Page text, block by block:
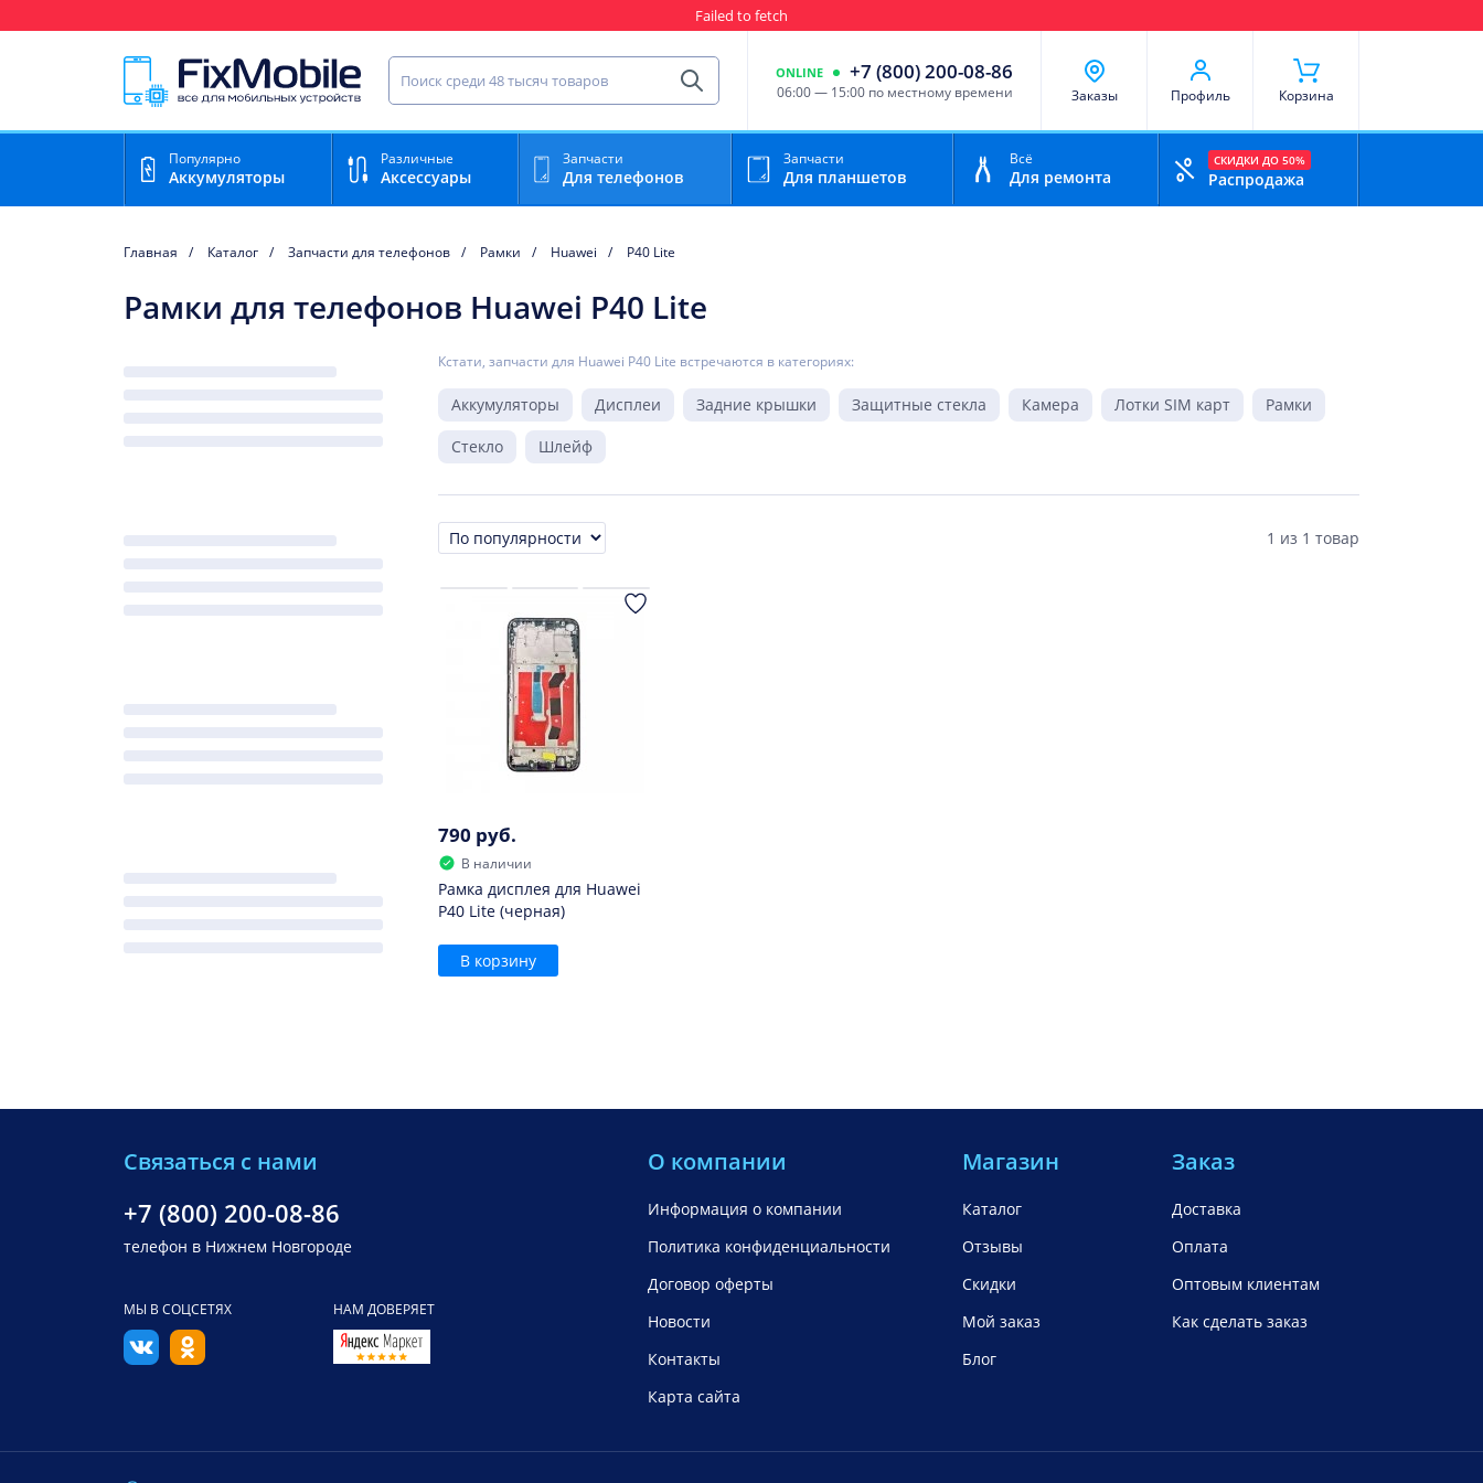
Failed to fetch
Найти запчасть для мобильного устройства
Найти
+7 (800) 200-08-86
ONLINE
06:00 — 15:00 по местному времени Заказы Профиль Корзина
Популярно
Аккумуляторы
Различные
Аксессуары
Запчасти
Для телефонов
Запчасти
Для планшетов
Всё
Для ремонта
СКИДКИ ДО 50%
Распродажа
Главная Каталог Запчасти для телефонов Рамки Huawei P40 Lite
Рамки для телефонов Huawei P40 Lite
Кстати, запчасти для Huawei P40 Lite встречаются в категориях:
Аккумуляторы Дисплеи Задние крышки Защитные стекла Камера Лотки SIM карт
Рамки
Стекло
Шлейф
Сортировка 1 из 1 товар
790 руб.
В наличии
Рамка дисплея для Huawei
P40 Lite (черная)
В корзину
Связаться с нами
+7 (800) 200-08-86
телефон в Нижнем Новгороде
МЫ В СОЦСЕТЯХ НАМ ДОВЕРЯЕТ
О компании
Информация о компании
Политика конфиденциальности
Договор оферты
Новости
Контакты
Карта сайта
Магазин
Каталог
Отзывы
Скидки
Мой заказ
Блог
Заказ
Доставка
Оплата
Оптовым клиентам
Как сделать заказ